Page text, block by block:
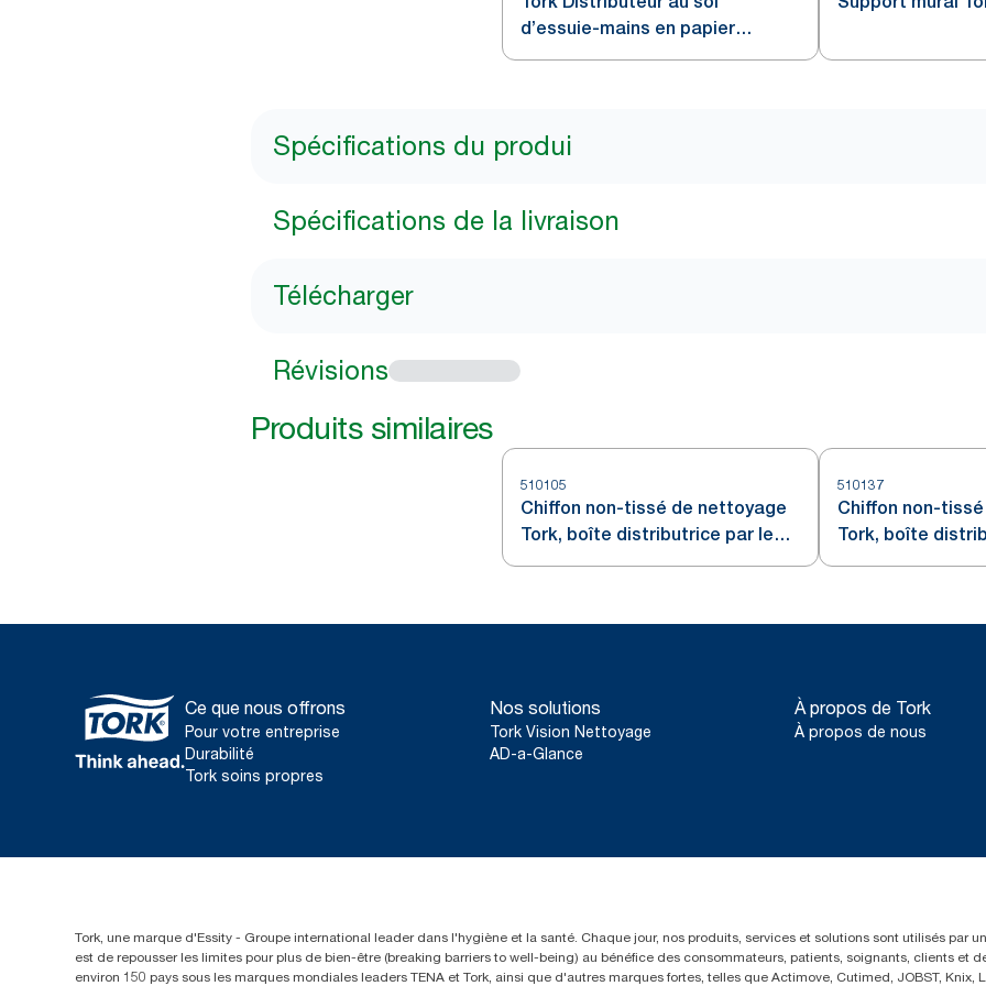
d’essuie-mains en papier
rouleau industriel, Rouge, W1
Spécifications du produi
Spécifications de la livraison
Télécharger
Révisions
Produits similaires
510105
Chiffon non-tissé de nettoyage
Tork, boîte distributrice par le
haut, rouleau géant
510137
Chiffon non-
Tork, boîte
haut Blanc W2
Ce que nous offrons
Pour votre entreprise
Durabilité
Tork soins propres
Nos solutions
Tork Vision Nettoyage
AD-a-Glance
À propos de Tork
À propos de nous
Tork, une marque d'Essity - Groupe international leader dans l'hygiène et la santé. Chaque jour, nos produits, services et solutions sont utilisés par
est de repousser les limites pour plus de bien-être (breaking barriers to well-being) au bénéfice des consommateurs, patients, soignants, clients et
environ 150 pays sous les marques mondiales leaders TENA et Tork, ainsi que d'autres marques fortes, telles que Actimove, Cutimed, JOBST, Knix,